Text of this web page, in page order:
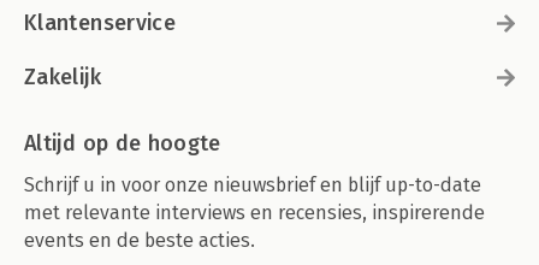
Klantenservice
Zakelijk
Altijd op de hoogte
Schrijf u in voor onze nieuwsbrief en blijf up-to-date
met relevante interviews en recensies, inspirerende
events en de beste acties.